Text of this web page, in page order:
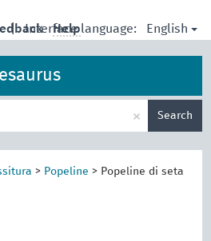
| Interface language: English
Help
× Search
> Popeline > Popeline di seta